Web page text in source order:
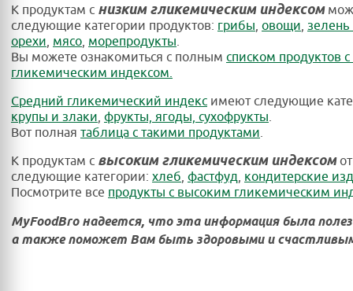
К продуктам с низким гликемическим индексом
следующие категории продуктов: грибы, овощи, зелень
орехи, мясо, морепродукты.
Вы можете ознакомиться с полным списком продуктов
гликемическим индексом.
Средний гликемический индекс имеют следующие
крупы и злаки, фрукты, ягоды, сухофрукты.
Вот полная таблица с такими продуктами.
К продуктам с высоким гликемическим индексом
следующие категории: хлеб, фастфуд, кондитерские
Посмотрите все продукты с высоким гликемическим
MyFoodBro надеется, что эта информация была
а также поможет Вам быть здоровыми и